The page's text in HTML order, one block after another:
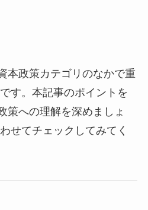
本政策カテゴリのなかで重
す。本記事のポイントを
策への理解を深めましょ
せてチェックしてみてく